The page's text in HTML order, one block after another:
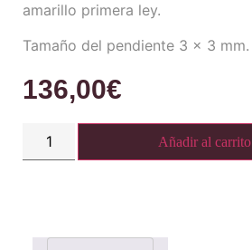
amarillo primera ley.
Tamaño del pendiente 3 x 3 mm.
136,00€
Añadir al carrito